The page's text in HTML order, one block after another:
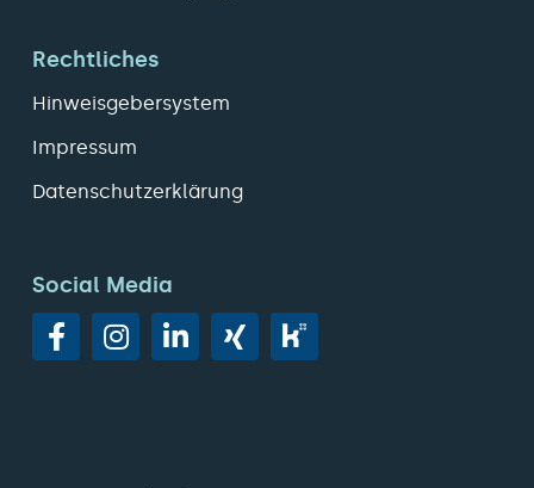
Rechtliches
Hinweisgebersystem
Impressum
Datenschutzerklärung
Social Media